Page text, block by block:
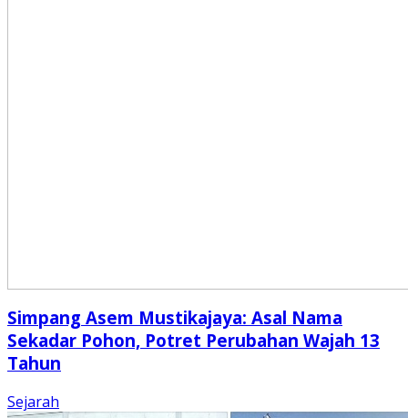
Simpang Asem Mustikajaya: Asal Nama
Sekadar Pohon, Potret Perubahan Wajah 13
Tahun
Sejarah